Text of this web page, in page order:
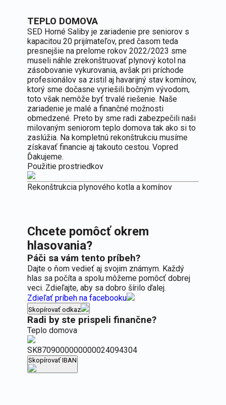
TEPLO DOMOVA
SED Horné Saliby je zariadenie pre seniorov s
kapacitou 20 prijímateľov, pred časom teda
presnejšie na prelome rokov 2022/2023 sme
museli náhle zrekonštruovať plynový kotol na
zásobovanie vykurovania, avšak pri príchode
profesionálov sa zistil aj havarijný stav komínov,
ktorý sme dočasne vyriešili bočným vývodom,
toto však nemôže byť trvalé riešenie. Naše
zariadenie je malé a finančné možnosti
obmedzené. Preto by sme radi zabezpečili naši
milovaným seniorom teplo domova tak ako si to
zaslúžia. Na kompletnú rekonštrukciu musíme
získavať financie aj takouto cestou. Vopred
Ďakujeme.
Použitie prostriedkov
Rekonštrukcia plynového kotla a komínov
Chcete pomôcť okrem
hlasovania?
Páči sa vám tento príbeh?
Dajte o ňom vedieť aj svojim známym. Každý
hlas sa počíta a spolu môžeme pomôcť dobrej
veci. Zdieľajte, aby sa dobro šírilo ďalej.
Zdieľať príbeh na facebooku
Skopírovať odkaz
Radi by ste prispeli finančne?
Teplo domova
SK8709000000000024094304
Skopírovať IBAN